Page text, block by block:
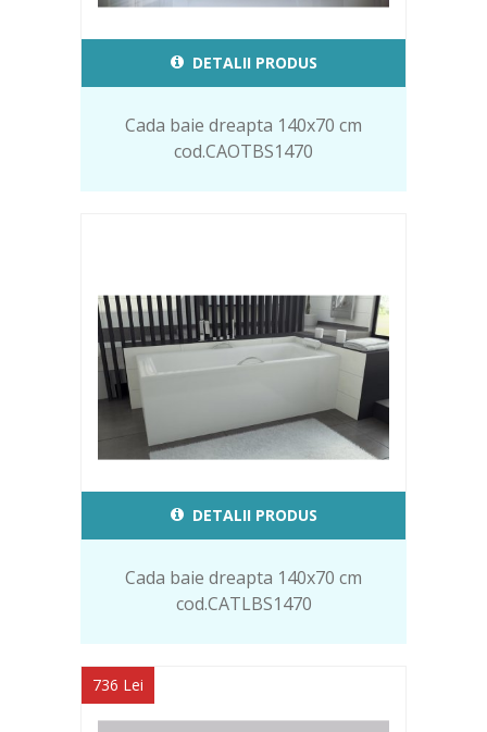
DETALII PRODUS
Cada baie dreapta 140x70 cm
cod.CAOTBS1470
DETALII PRODUS
Cada baie dreapta 140x70 cm
cod.CATLBS1470
736 Lei